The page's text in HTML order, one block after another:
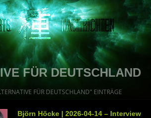
FÜR DEUTSCHLAND
FÜR DEUTSCHLAND" EINTRÄGE
Björn Höcke | 2026-04-14 – Interview